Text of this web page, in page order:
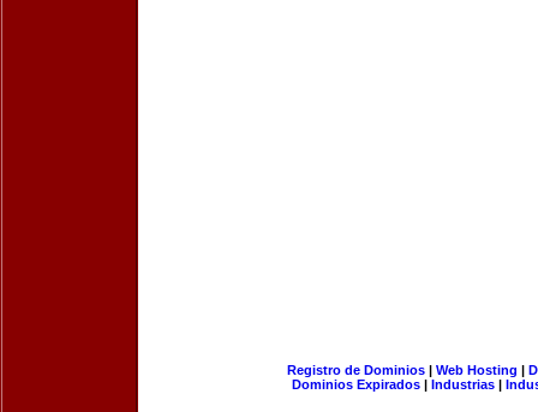
Registro de Dominios| Web Hosting |
Dominios Expirados | Industrias |